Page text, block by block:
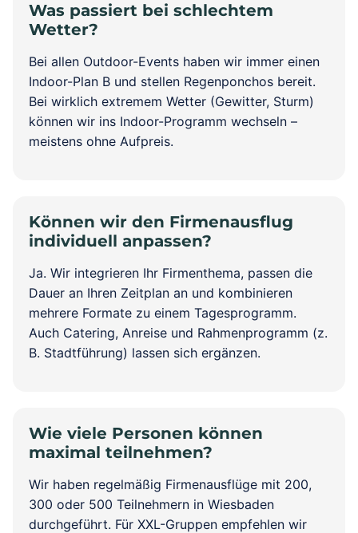
Was passiert bei schlechtem
Wetter?
Bei allen Outdoor-Events haben wir immer einen
Indoor-Plan B und stellen Regenponchos bereit.
Bei wirklich extremem Wetter (Gewitter, Sturm)
können wir ins Indoor-Programm wechseln –
meistens ohne Aufpreis.
Können wir den Firmenausflug
individuell anpassen?
Ja. Wir integrieren Ihr Firmenthema, passen die
Dauer an Ihren Zeitplan an und kombinieren
mehrere Formate zu einem Tagesprogramm.
Auch Catering, Anreise und Rahmenprogramm (z.
B. Stadtführung) lassen sich ergänzen.
Wie viele Personen können
maximal teilnehmen?
Wir haben regelmäßig Firmenausflüge mit 200,
300 oder 500 Teilnehmern in Wiesbaden
durchgeführt. Für XXL-Gruppen empfehlen wir